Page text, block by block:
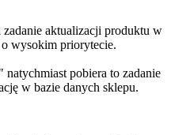
zadanie aktualizacji produktu w
o wysokim priorytecie.
pobiera to zadanie
w bazie danych sklepu.